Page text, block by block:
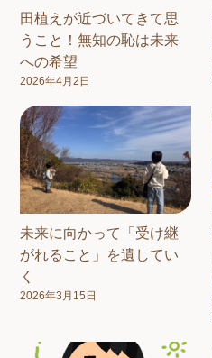
田植えが近づいてきて思
うこと！無知の恥は未来
への希望
2026年4月2日
未来に向かって「受け継
がれること」を遺してい
く
2026年3月15日